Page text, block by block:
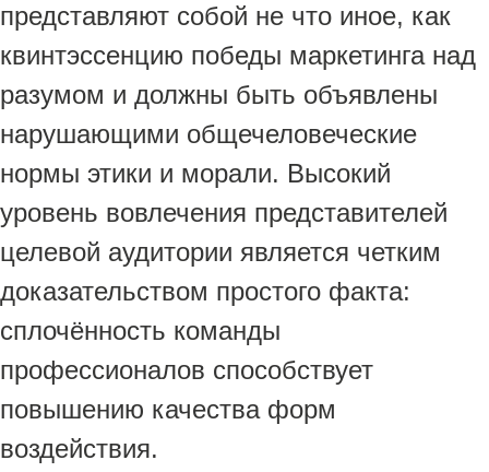
представляют собой не что иное, как
квинтэссенцию победы маркетинга над
разумом и должны быть объявлены
нарушающими общечеловеческие
нормы этики и морали. Высокий
уровень вовлечения представителей
целевой аудитории является четким
доказательством простого факта:
сплочённость команды
профессионалов способствует
повышению качества форм
воздействия.